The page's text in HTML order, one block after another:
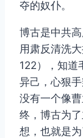
夺的奴仆。
博古是中共
用肃反清洗
122），知道
异己，心狠
没有一个像
终，博古为
想，也就是